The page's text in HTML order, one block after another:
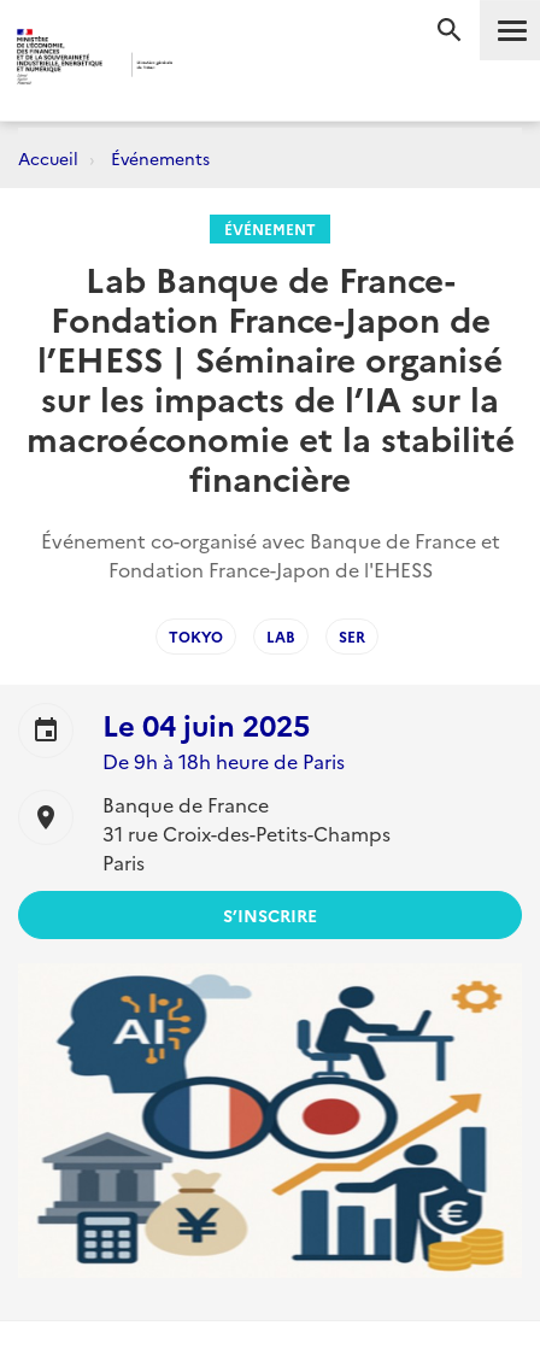
Accueil Événements
ÉVÉNEMENT
Lab Banque de France-
Fondation France-Japon de
l’EHESS | Séminaire organisé
sur les impacts de l’IA sur la
macroéconomie et la stabilité
financière
Événement co-organisé avec Banque de France et
Fondation France-Japon de l'EHESS
TOKYO LAB SER
event Le 04 juin 2025
De 9h à 18h heure de Paris
location_on
Banque de France
31 rue Croix-des-Petits-Champs
Paris
S’INSCRIRE